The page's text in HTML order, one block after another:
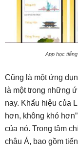
App học
Cũng là một ứng
là một trong những
nay. Khẩu hiệu của
hơn, không khó
của nó. Trọng tâm
châu Á, bao gồm